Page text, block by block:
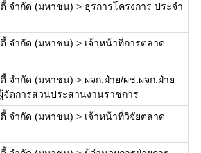
จำกัด (มหาชน) > ธุรการโครงการ ประจำ
จำกัด (มหาชน) > เจ้าหน้าที่การตลาด
จำกัด (มหาชน) > ผจก.ฝ่าย/ผช.ผจก.ฝ่าย
ดการส่วนประสานงานราชการ
จำกัด (มหาชน) > เจ้าหน้าที่วิจัยตลาด